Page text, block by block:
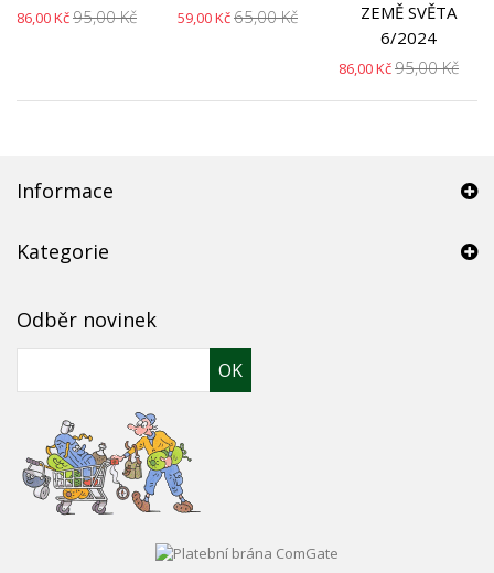
86,00 Kč95,00 Kč 59,00 Kč65,00 Kč
ZEMĚ SVĚTA
6/2024
86,00 Kč95,00 Kč
Informace
Kategorie
Odběr novinek
OK